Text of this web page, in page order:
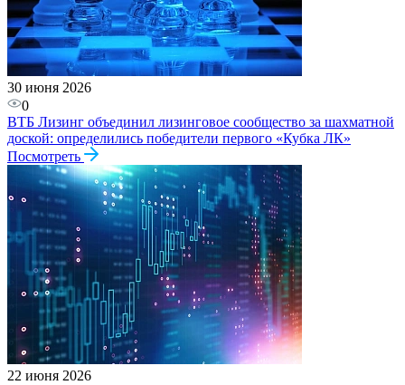
30 июня 2026
0
ВТБ Лизинг объединил лизинговое сообщество за шахматной
доской: определились победители первого «Кубка ЛК»
Посмотреть
22 июня 2026